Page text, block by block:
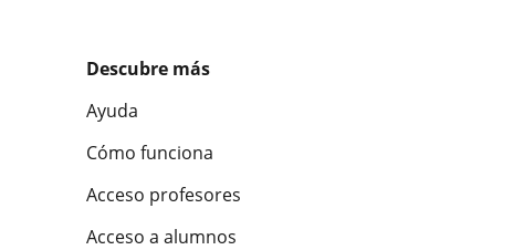
Descubre más
Ayuda
Cómo funciona
Acceso profesores
Acceso a alumnos